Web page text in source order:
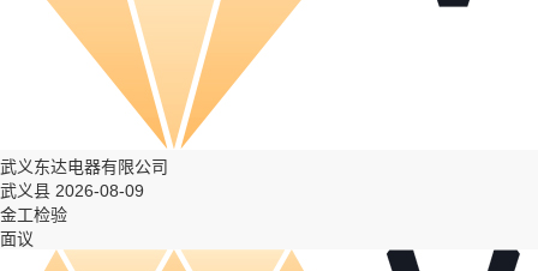
武义东达电器有限公司
武义县 2026-08-09
金工检验
面议